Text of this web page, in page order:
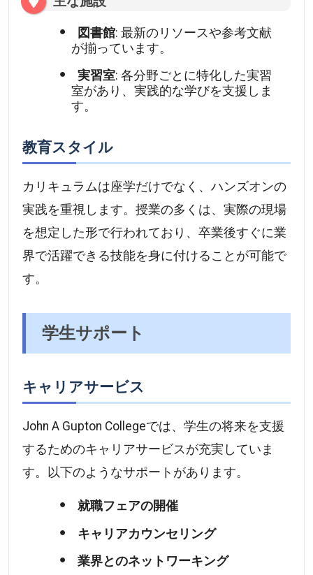
図書館: 最新のリソースや参考文献
が揃っています。
実習室: 各分野ごとに特化した実習
室があり、実践的な学びを支援しま
す。
教育スタイル
カリキュラムは座学だけでなく、ハンズオンの
実践を重視します。授業の多くは、実際の現場
を想定した形で行われており、卒業後すぐに業
界で活躍できる技能を身に付けることが可能で
す。
学生サポート
キャリアサービス
John A Gupton Collegeでは、学生の将来を支援
するためのキャリアサービスが充実していま
す。以下のようなサポートがあります。
就職フェアの開催
キャリアカウンセリング
業界とのネットワーキング